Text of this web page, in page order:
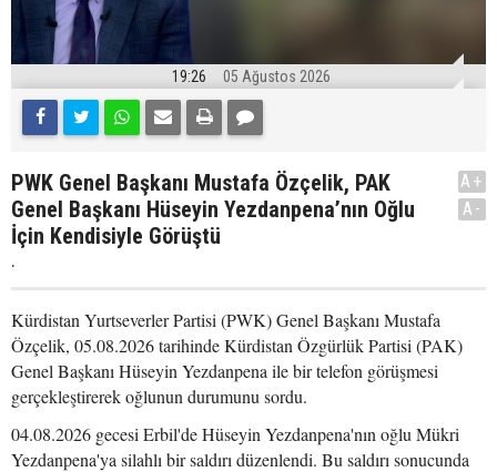
19:26 05 Ağustos 2026
PWK Genel Başkanı Mustafa Özçelik, PAK
Genel Başkanı Hüseyin Yezdanpena’nın Oğlu
İçin Kendisiyle Görüştü
.
A+
A-
Kürdistan Yurtseverler Partisi (PWK) Genel Başkanı Mustafa
Özçelik, 05.08.2026 tarihinde Kürdistan Özgürlük Partisi (PAK)
Genel Başkanı Hüseyin Yezdanpena ile bir telefon görüşmesi
gerçekleştirerek oğlunun durumunu sordu.
04.08.2026 gecesi Erbil'de Hüseyin Yezdanpena'nın oğlu Mükri
Yezdanpena'ya silahlı bir saldırı düzenlendi. Bu saldırı sonucunda